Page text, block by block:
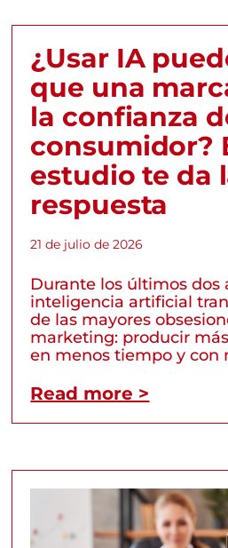
¿Usar IA
que una
la confianza
consumidor?
estudio te da
respuesta
21 de julio de 2026
Durante los últimos dos
inteligencia artificial
de las mayores
marketing: producir
en menos tiempo y con
Read more >